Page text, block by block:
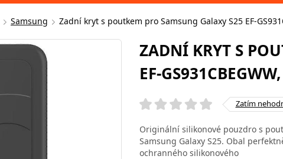
Samsung Zadní kryt s poutkem pro Samsung Galaxy S25 EF-
ZADNÍ KRYT S
EF-
Zatím
Originální silikonové pouzdro s
Samsung Galaxy S25. Obal
ochranného silikonového